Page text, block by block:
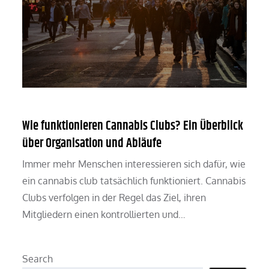
Wie funktionieren Cannabis Clubs? Ein Überblick
über Organisation und Abläufe
Immer mehr Menschen interessieren sich dafür, wie
ein cannabis club tatsächlich funktioniert. Cannabis
Clubs verfolgen in der Regel das Ziel, ihren
Mitgliedern einen kontrollierten und…
Search